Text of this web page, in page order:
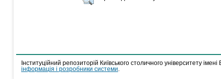
Інституційний репозиторій Київського столичного університету
інформація і розробники системи